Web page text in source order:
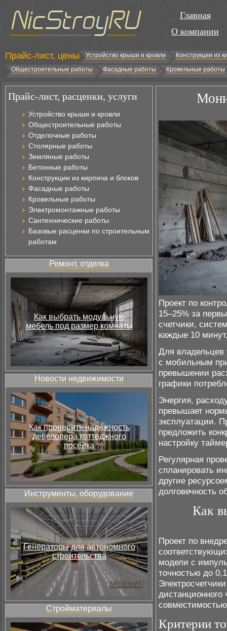
Главная
О компании
Прайс-лист, цены Устройство крыши и кровли
Конструкции из
Общестроительные работы
Фасадные работы Кровельные работы
Прайс-лист, расценки, услуги
Устройство крыши и кровли
Общестроительные работы
Отделочные работы
Столярные работы
Земляные работы
Бетонные работы
Конструкции из кирпича и блоков
Фасадные работы
Кровельные работы
Электромонтажные работы
Сантехнические работы
Базовые расценки по строительным
работам
Ремонт, отделка
Как выбрать модульную
мебель под размер комнаты
Новости недвижимости
Как проверить надёжность
девелопера коттеджного
посёлка
Инструменты, оборудование
Генераторы для автономного
строительства
Стройматериалы
Проект по
15–25% за
счетчики,
каждые 10
Для владельцев
с мобильным
превышении
графики
Энергия,
превышает
эксплуатации.
предложить
настройку
Регулярная
спланировать
другие
долговечность
Как
Проект по
модели с
точностью до
дистанционного
Критерии